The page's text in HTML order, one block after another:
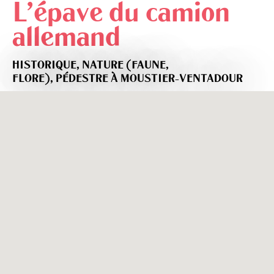
L'épave du camion
allemand
HISTORIQUE, NATURE (FAUNE,
FLORE), PÉDESTRE À MOUSTIER-VENTADOUR